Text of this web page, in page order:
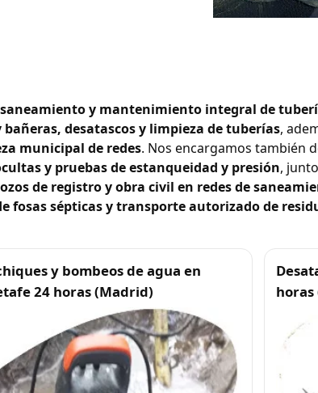
y mantenimiento integral de
desatascos y limpieza de tuberías,
municipal de redes. Nos encargamos también
y pruebas de estanqueidad y presión,
de registro y obra civil en redes de
sépticas y transporte autorizado de
y bombeos de agua en
24 horas (Madrid)